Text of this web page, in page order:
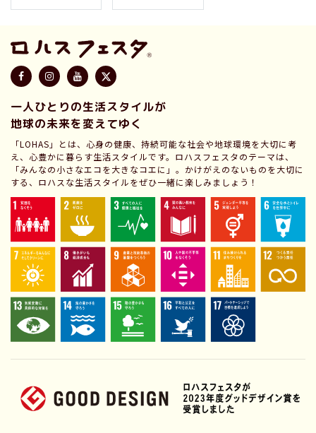
一人ひとりの生活スタイルが
地球の未来を変えてゆく
「LOHAS」とは、心身の健康、持続可能な社会や地球環境を大切に考
え、心豊かに暮らす生活スタイルです。ロハスフェスタのテーマは、
「みんなの小さなエコを大きなコエに」。かけがえのないものを大切に
する、ロハスな生活スタイルをぜひ一緒に楽しみましょう！